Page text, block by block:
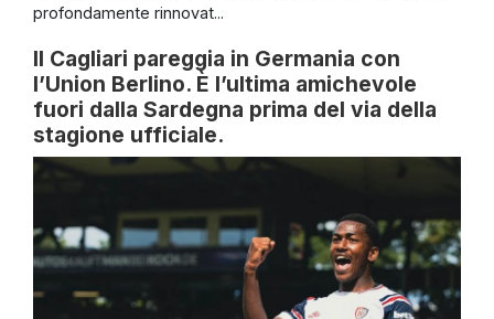
profondamente rinnovat...
Il Cagliari pareggia in Germania con
l’Union Berlino. È l’ultima amichevole
fuori dalla Sardegna prima del via della
stagione ufficiale.